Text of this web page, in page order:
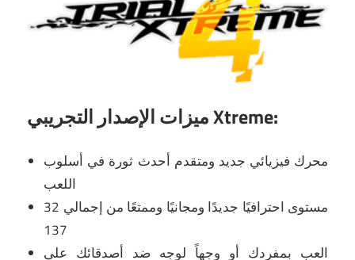
ميزات الإصدار التجريبي Xtreme:
محرك فيزيائي جديد ومتقدم أحدث ثورة في أسلوب
اللعب
32 مستوى احترافيًا جديدًا ومجانيًا وممتعًا من إجمالي
137
العب بمفردك أو وجهاً لوجه ضد أصدقائك على